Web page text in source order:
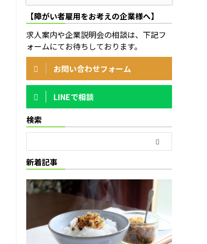
【障がい者雇用をお考えの企業様へ】
求人案内や企業説明会の相談は、下記フ
ォームにてお待ちしております。
お問い合わせフォーム
LINEで相談
検索
新着記事